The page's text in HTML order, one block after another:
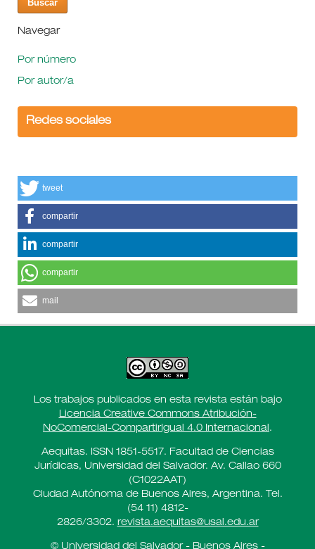
Navegar
Por número
Por autor/a
Redes sociales
tweet
compartir
compartir
compartir
mail
Los trabajos publicados en esta revista están bajo
Licencia Creative Commons Atribución-
NoComercial-CompartirIgual 4.0 Internacional .
Aequitas. ISSN 1851-5517. Facultad de Ciencias
Jurídicas, Universidad del Salvador. Av. Callao 660
(C1022AAT)
Ciudad Autónoma de Buenos Aires, Argentina. Tel.
(54 11) 4812-
2826/3302. revista.aequitas@usal.edu.ar
© Universidad del Salvador - Buenos Aires -